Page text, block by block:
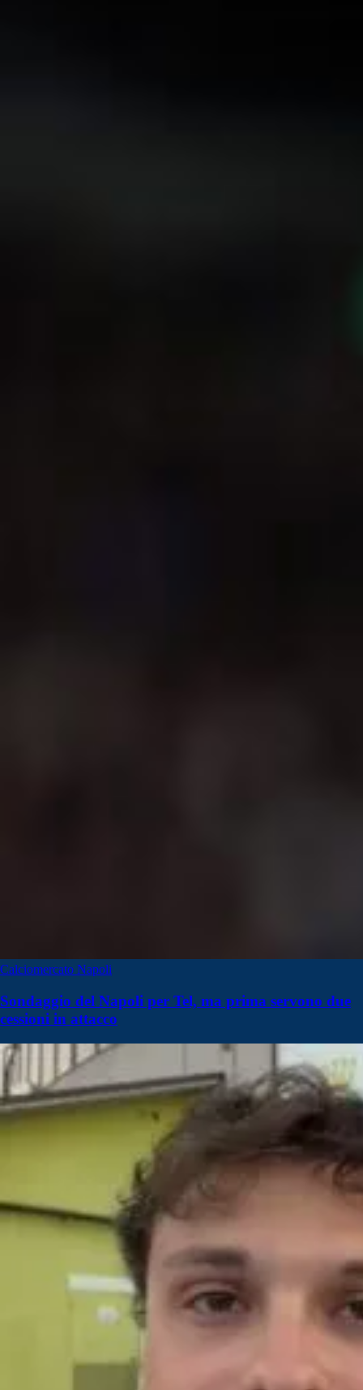
Calciomercato Napoli
Sondaggio del Napoli per Tel, ma prima servono due
cessioni in attacco